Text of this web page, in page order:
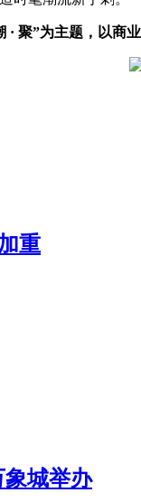
”为主题，以商业
重
象城举办